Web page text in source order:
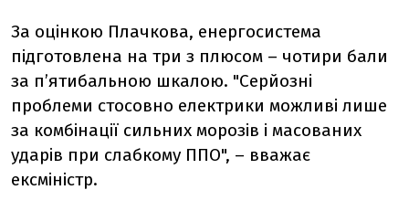
За оцінкою Плачкова, енергосистема
підготовлена на три з плюсом – чотири бали
за п’ятибальною шкалою. "Серйозні
проблеми стосовно електрики можливі лише
за комбінації сильних морозів і масованих
ударів при слабкому ППО", – вважає
ексміністр.